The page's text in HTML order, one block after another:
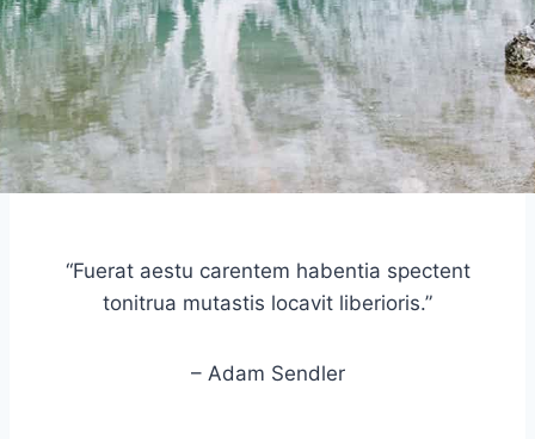
“Fuerat aestu carentem habentia spectent
tonitrua mutastis locavit liberioris.”
– Adam Sendler